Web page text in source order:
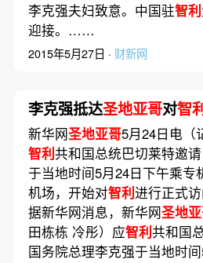
李克强夫妇致意。中国驻智利
迎接。……
2015年5月27日 · 财新网
李克强抵达圣地亚哥对智
新华网圣地亚哥5月24日电（
智利共和国总统巴切莱特邀
于当地时间5月24日下午乘专
机场，开始对智利进行正式
据新华网消息，新华网圣地
田栋栋 冷彤）应智利共和国
国务院总理李克强于当地时